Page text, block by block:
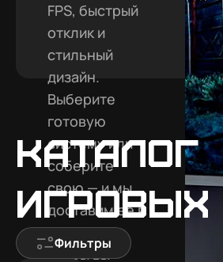
FPS, быстрый
отклик и
стильный
дизайн.
Выберите
готовую
систему или
соберите
свою — и мы
доставим её в
Приморск,
чтобы вы
Каталог
игровых
Фильтры